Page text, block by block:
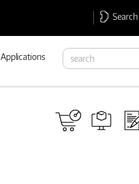
Search
Applications